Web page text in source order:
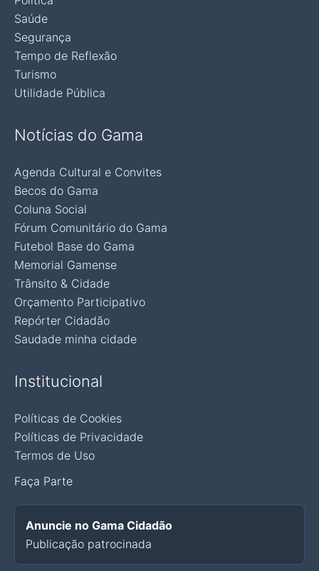
Saúde
Segurança
Tempo de Reflexão
Turismo
Utilidade Pública
Notícias do Gama
Agenda Cultural e Convites
Becos do Gama
Coluna Social
Fórum Comunitário do Gama
Futebol Base do Gama
Memorial Gamense
Trânsito & Cidade
Orçamento Participativo
Repórter Cidadão
Saudade minha cidade
Institucional
Políticas de Cookies
Políticas de Privacidade
Termos de Uso
Faça Parte
Anuncie no Gama Cidadão
Publicação patrocinada